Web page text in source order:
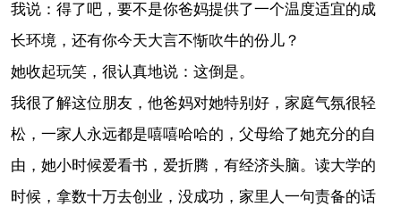
我说：得了吧，要不是你爸妈提供了一个温度适宜的成
长环境，还有你今天大言不惭吹牛的份儿？
她收起玩笑，很认真地说：这倒是。
我很了解这位朋友，他爸妈对她特别好，家庭气氛很轻
松，一家人永远都是嘻嘻哈哈的，父母给了她充分的自
由，她小时候爱看书，爱折腾，有经济头脑。读大学的
时候，拿数十万去创业，没成功，家里人一句责备的话